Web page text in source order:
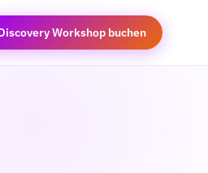
Workshop buchen